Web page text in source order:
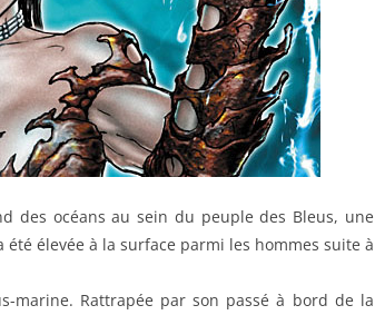
des océans au sein du peuple des Bleus, une
élevée à la surface parmi les hommes suite à
marine. Rattrapée par son passé à bord de la